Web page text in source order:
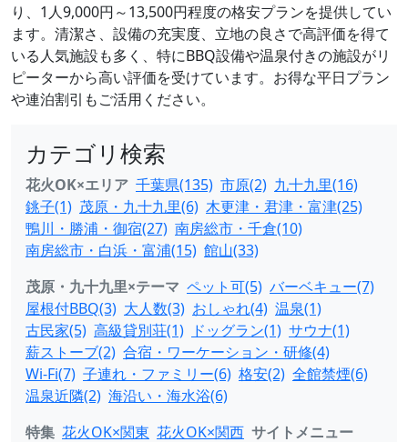
り、1人9,000円～13,500円程度の格安プランを提供してい
ます。清潔さ、設備の充実度、立地の良さで高評価を得て
いる人気施設も多く、特にBBQ設備や温泉付きの施設がリ
ピーターから高い評価を受けています。お得な平日プラン
や連泊割引もご活用ください。
カテゴリ検索
花火OK×エリア 千葉県(135) 市原(2) 九十九里(16)
銚子(1) 茂原・九十九里(6) 木更津・君津・富津(25)
鴨川・勝浦・御宿(27) 南房総市・千倉(10)
南房総市・白浜・富浦(15) 館山(33)
茂原・九十九里×テーマ ペット可(5) バーベキュー(7)
屋根付BBQ(3) 大人数(3) おしゃれ(4) 温泉(1)
古民家(5) 高級貸別荘(1) ドッグラン(1) サウナ(1)
薪ストーブ(2) 合宿・ワーケーション・研修(4)
Wi-Fi(7) 子連れ・ファミリー(6) 格安(2) 全館禁煙(6)
温泉近隣(2) 海沿い・海水浴(6)
特集 花火OK×関東 花火OK×関西 サイトメニュー